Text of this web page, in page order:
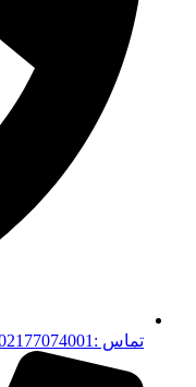
تماس :02177074001